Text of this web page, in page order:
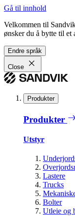
Gå til innhold
Velkommen til
ønsker du å bytte til et
Endre språk
Close
Produkter
Produkter
Utstyr
Lastere
Trucks
Bolter
Utleie og